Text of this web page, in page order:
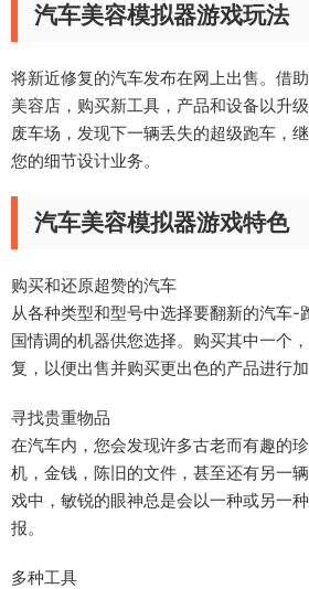
汽车美容模拟器游戏玩法
将新近修复的汽车发布在网上出售。借
美容店，购买新工具，产品和设备以升
废车场，发现下一辆丢失的超级跑车，
您的细节设计业务。
汽车美容模拟器游戏特色
购买和还原超赞的汽车
从各种类型和型号中选择要翻新的汽车-
国情调的机器供您选择。购买其中一个
复，以便出售并购买更出色的产品进行加
寻找贵重物品
在汽车内，您会发现许多古老而有趣的
机，金钱，陈旧的文件，甚至还有另一
戏中，敏锐的眼神总是会以一种或另一
报。
多种工具